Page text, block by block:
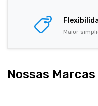
Maior
Nossas Marcas